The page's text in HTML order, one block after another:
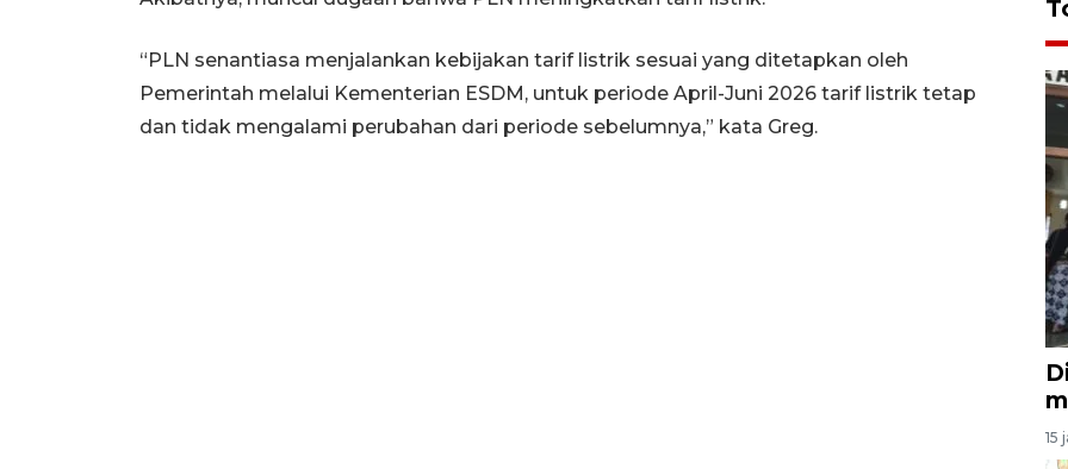
“PLN senantiasa menjalankan kebijakan tarif listrik sesuai yang ditetapkan oleh
Pemerintah melalui Kementerian ESDM, untuk periode April-Juni 2026 tarif listrik tetap
dan tidak mengalami perubahan dari periode sebelumnya,” kata Greg.
15